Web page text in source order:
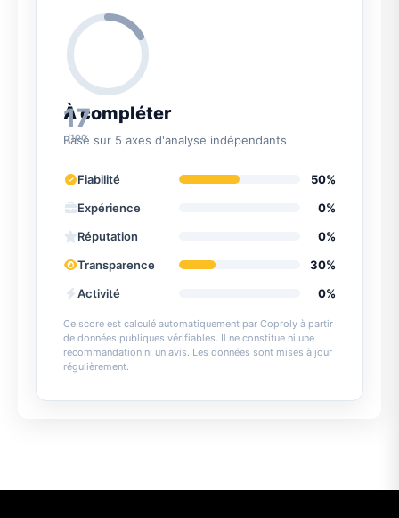
17
/100
À compléter
Basé sur 5 axes d'analyse indépendants
Fiabilité
50%
Expérience
0%
Réputation
0%
Transparence
30%
Activité
0%
Ce score est calculé automatiquement par Coproly à partir
de données publiques vérifiables. Il ne constitue ni une
recommandation ni un avis. Les données sont mises à jour
régulièrement.